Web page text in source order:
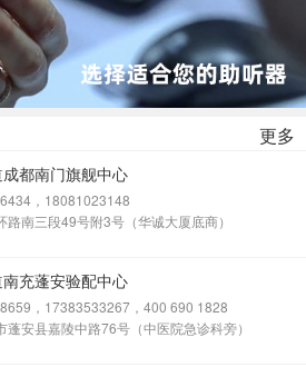
更多
都南门旗舰中心
，18081023148
路南三段49号附3号（华诚大厦底商）
充蓬安验配中心
，17383533267，400 690 1828
蓬安县嘉陵中路76号（中医院急诊科旁）